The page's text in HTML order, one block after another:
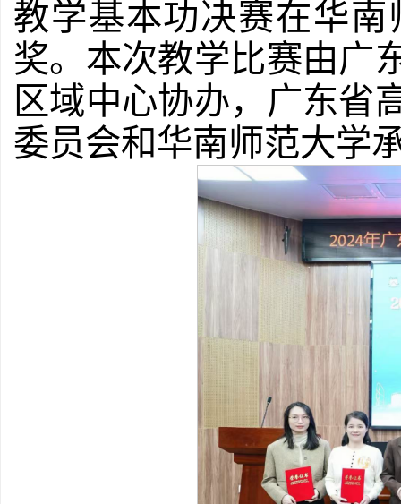
教学基本功决赛在华
奖。本次教学比赛由广
区域中心协办，广东省
委员会和华南师范大学